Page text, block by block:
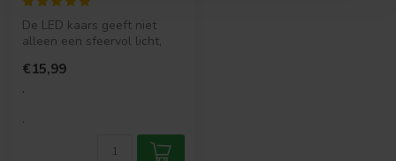
De LED kaars geeft niet
alleen een sfeervol licht,
...
€15,99
.
.